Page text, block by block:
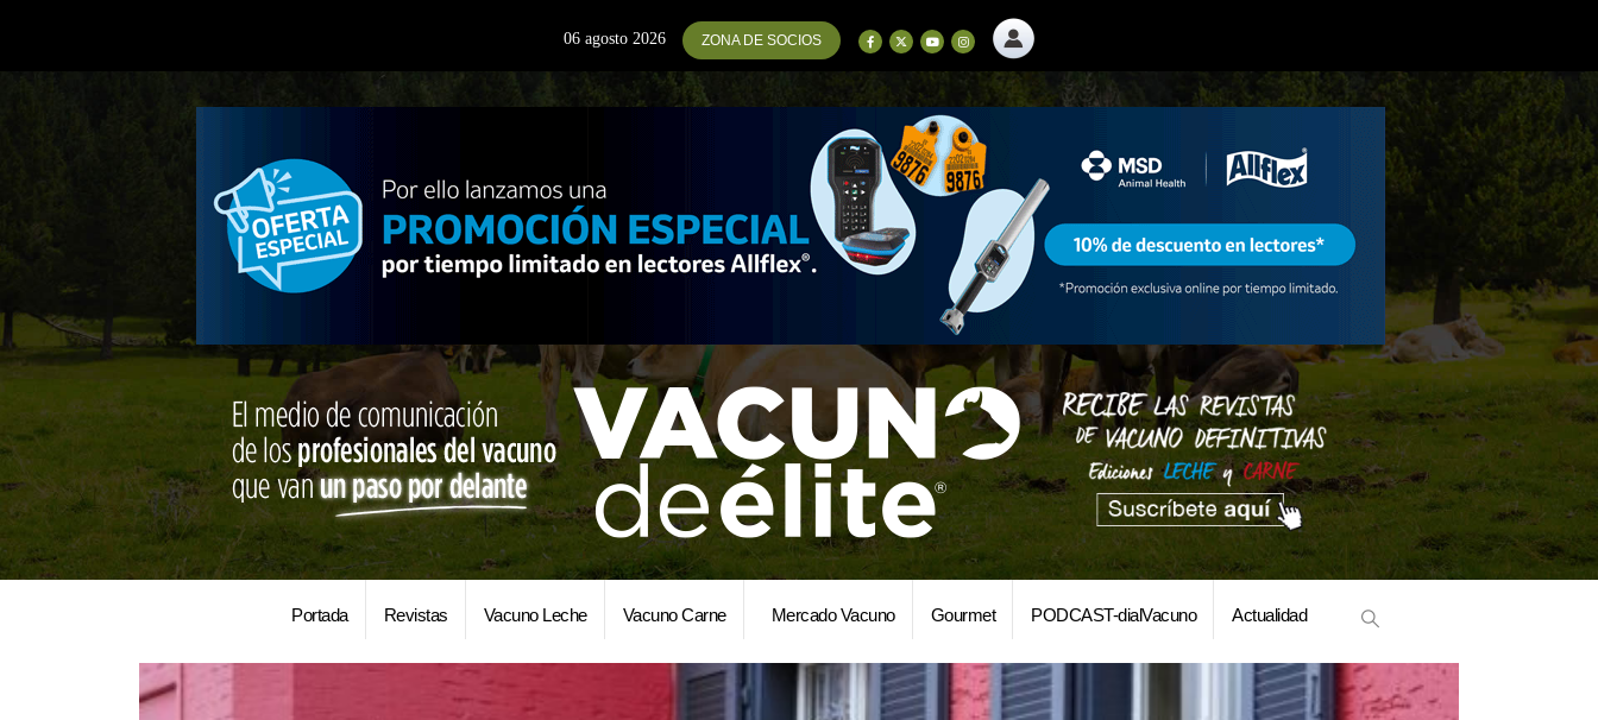
06 agosto 2026 ZONA DE SOCIOS
Portada Revistas Vacuno Leche Vacuno Carne Mercado Vacuno Gourmet PODCAST-dialVacuno Actualidad